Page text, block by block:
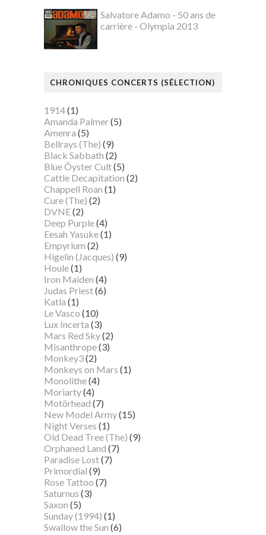
Salvatore Adamo - 50 ans de
carrière - Olympia 2013
CHRONIQUES CONCERTS (SÉLECTION)
1914(1)
Amanda Palmer(5)
Amenra (5)
Bellrays (The) (9)
Black Sabbath (2)
Blue Öyster Cult(5)
Cattle Decapitation (2)
Chappell Roan (1)
Cure (The) (2)
DVNE(2)
Deep Purple(4)
Eesah Yasuke(1)
Empyrium (2)
Higelin (Jacques) (9)
Houle(1)
Iron Maiden (4)
Judas Priest(6)
Katla (1)
Le Vasco (10)
Lux Incerta (3)
Mars Red Sky(2)
Misanthrope(3)
Monkey3(2)
Monkeys on Mars (1)
Monolithe(4)
Moriarty(4)
Motörhead (7)
New Model Army(15)
Night Verses (1)
Old Dead Tree (The) (9)
Orphaned Land (7)
Paradise Lost(7)
Primordial (9)
Rose Tattoo (7)
Saturnus (3)
Saxon (5)
Sunday (1994) (1)
Swallow the Sun (6)